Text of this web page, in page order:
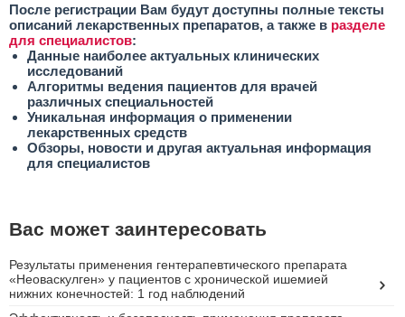
После регистрации Вам будут доступны полные тексты
описаний лекарственных препаратов, а также в разделе
для специалистов:
Данные наиболее актуальных клинических
исследований
Алгоритмы ведения пациентов для врачей
различных специальностей
Уникальная информация о применении
лекарственных средств
Обзоры, новости и другая актуальная информация
для специалистов
Вас может заинтересовать
Результаты применения гентерапевтического препарата
«Неоваскулген» у пациентов с хронической ишемией
нижних конечностей: 1 год наблюдений